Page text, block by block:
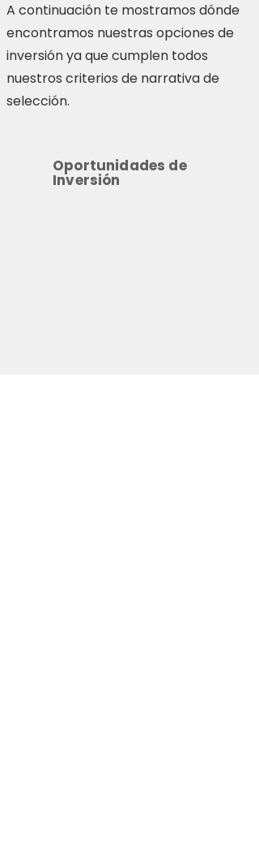
A continuación te mostramos dónde
encontramos nuestras opciones de
inversión ya que cumplen todos
nuestros criterios de narrativa de
selección.
Oportunidades de
Inversión